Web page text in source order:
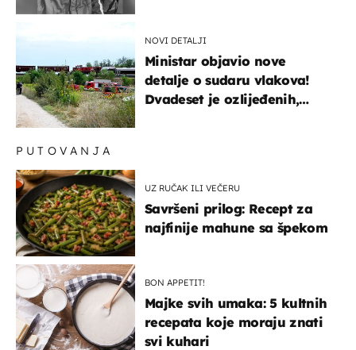
NOVI DETALJI
Ministar objavio nove
detalje o sudaru vlakova!
Dvadeset je ozlijeđenih,
PUTOVANJA
UZ RUČAK ILI VEČERU
Savršeni prilog: Recept za
najfinije mahune sa špekom
BON APPETIT!
Majke svih umaka: 5 kultnih
recepata koje moraju znati
svi kuhari